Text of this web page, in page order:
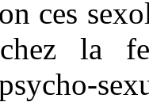
ces
la